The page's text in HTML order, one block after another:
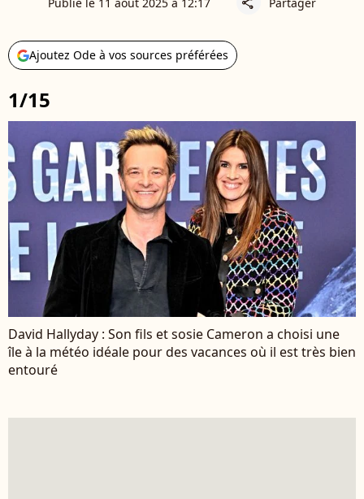
Ajoutez Ode à vos sources préférées
1/15
David Hallyday : Son fils et sosie Cameron a choisi une
île à la météo idéale pour des vacances où il est très bien
entouré